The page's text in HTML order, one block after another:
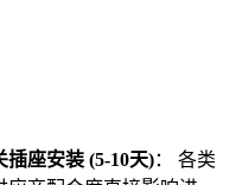
插座安装 (5-10天)： 各类